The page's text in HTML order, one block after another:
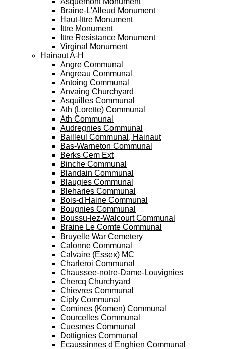
Braine-L'Alleud Monument
Haut-Ittre Monument
Ittre Monument
Ittre Resistance Monument
Virginal Monument
Hainaut A-H
Angre Communal
Angreau Communal
Antoing Communal
Anvaing Churchyard
Asquilles Communal
Ath (Lorette) Communal
Ath Communal
Audregnies Communal
Bailleul Communal, Hainaut
Bas-Warneton Communal
Berks Cem Ext
Binche Communal
Blandain Communal
Blaugies Communal
Bleharies Communal
Bois-d'Haine Communal
Bougnies Communal
Boussu-lez-Walcourt Communal
Braine Le Comte Communal
Bruyelle War Cemetery
Calonne Communal
Calvaire (Essex) MC
Charleroi Communal
Chaussee-notre-Dame-Louvignies
Chercq Churchyard
Chievres Communal
Ciply Communal
Comines (Komen) Communal
Courcelles Communal
Cuesmes Communal
Dottignies Communal
Ecaussinnes d'Enghien Communal